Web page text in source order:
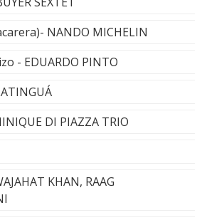
NANDO MICHELIN
- EDUARDO PINTO
DI PIAZZA TRIO
KHAN, RAAG